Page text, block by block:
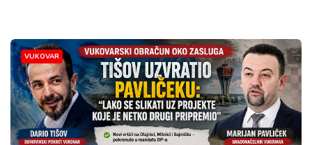
VUKOVAR